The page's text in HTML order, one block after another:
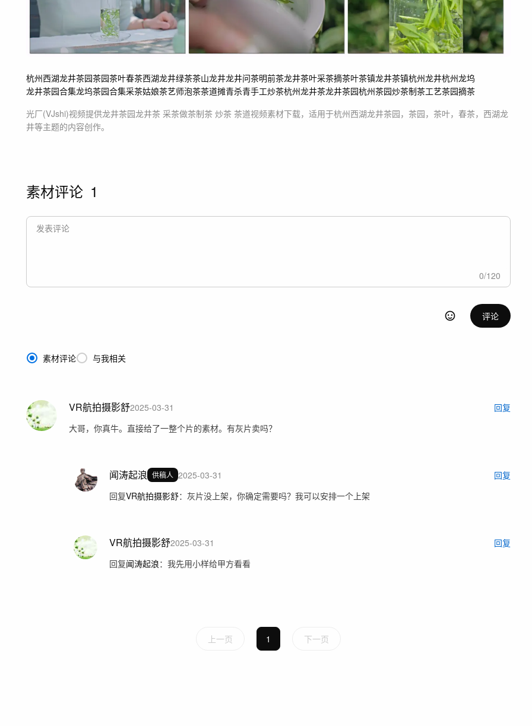
杭州西湖龙井茶园茶园茶叶春茶西湖龙井绿茶茶山龙井龙井问茶明前茶龙井茶叶采茶摘茶叶茶镇龙井茶镇杭州龙井杭州龙坞
龙井茶园合集龙坞茶园合集采茶姑娘茶艺师泡茶茶道摊青杀青手工炒茶杭州龙井茶龙井茶园杭州茶园炒茶制茶工艺茶园摘茶
光厂(VJshi)视频提供龙井茶园龙井茶 采茶做茶制茶 炒茶 茶道视频素材下载，适用于杭州西湖龙井茶园，茶园，茶叶，春茶，西湖龙
井等主题的内容创作。
素材评论 1
0/120
评论
素材评论 与我相关
VR航拍摄影舒2025-03-31
回复
大哥，你真牛。直接给了一整个片的素材。有灰片卖吗？
闻涛起浪 供稿人 2025-03-31
回复
回复VR航拍摄影舒： 灰片没上架，你确定需要吗？我可以安排一个上架
VR航拍摄影舒2025-03-31
回复
回复闻涛起浪： 我先用小样给甲方看看
上一页 1 下一页